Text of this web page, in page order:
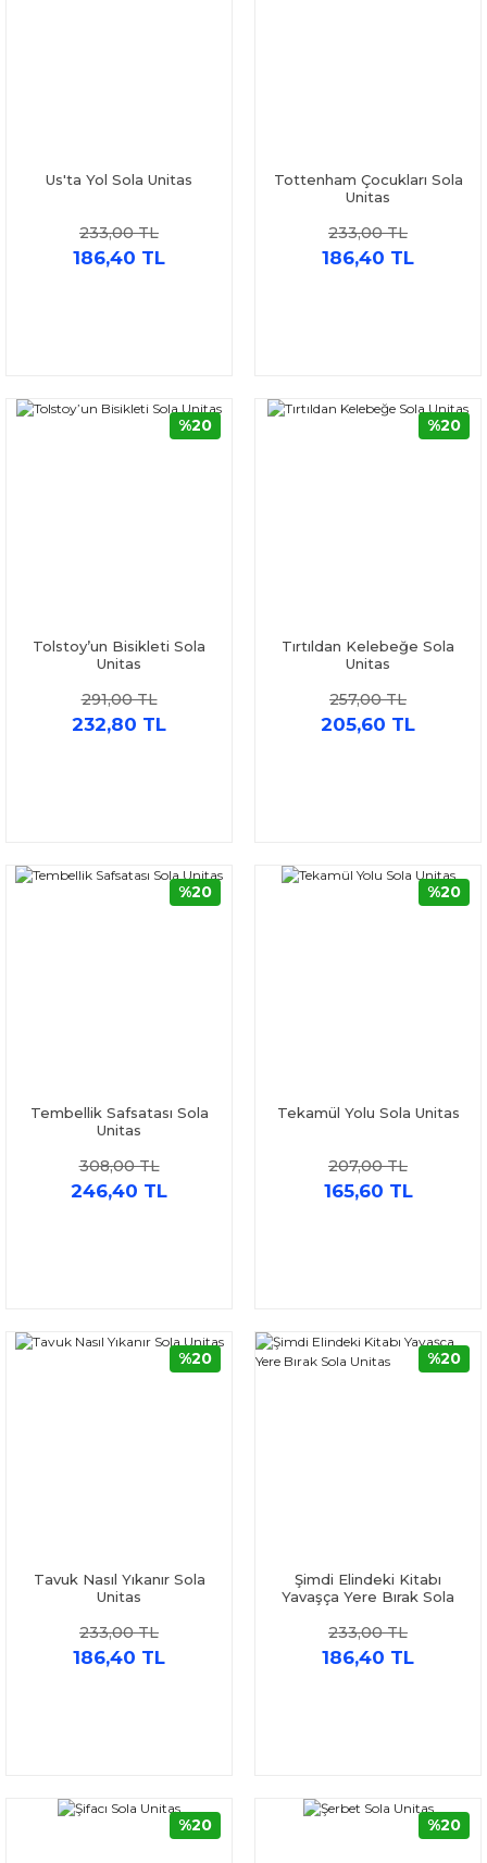
Us'ta Yol Sola Unitas
233,00 TL
186,40 TL
Tottenham Çocukları Sola
Unitas
233,00 TL
186,40 TL
Tolstoy’un Bisikleti Sola
Unitas
291,00 TL
232,80 TL
%20
Tırtıldan Kelebeğe Sola
Unitas
257,00 TL
205,60 TL
%20
Tembellik Safsatası Sola
Unitas
308,00 TL
246,40 TL
%20
Tekamül Yolu Sola Unitas
207,00 TL
165,60 TL
%20
Tavuk Nasıl Yıkanır Sola
Unitas
233,00 TL
186,40 TL
%20
Şimdi Elindeki Kitabı
Yavaşça Yere Bırak Sola
233,00 TL
186,40 TL
%20
%20 %20